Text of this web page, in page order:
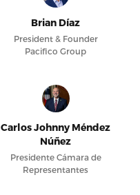
Brian Díaz
President & Founder
Pacifico Group
Carlos Johnny Méndez
Núñez
Presidente Cámara de
Representantes